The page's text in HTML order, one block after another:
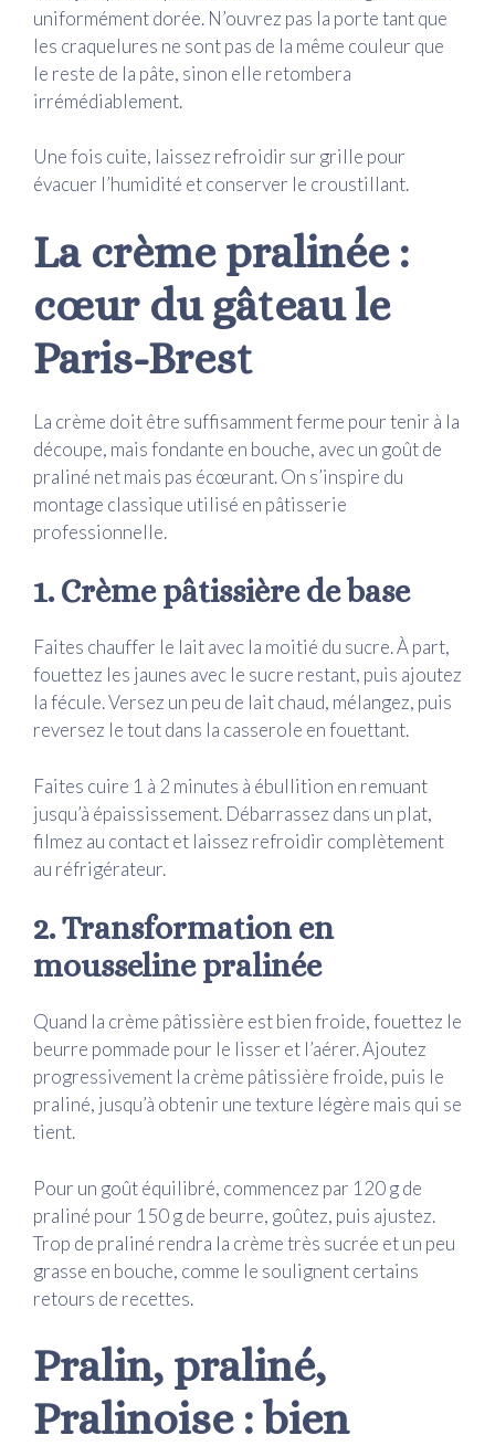
uniformément dorée. N’ouvrez pas la porte tant que
les craquelures ne sont pas de la même couleur que
le reste de la pâte, sinon elle retombera
irrémédiablement.
Une fois cuite, laissez refroidir sur grille pour
évacuer l’humidité et conserver le croustillant.
La crème pralinée :
cœur du gâteau le
Paris-Brest
La crème doit être suffisamment ferme pour tenir à la
découpe, mais fondante en bouche, avec un goût de
praliné net mais pas écœurant. On s’inspire du
montage classique utilisé en pâtisserie
professionnelle.
1. Crème pâtissière de base
Faites chauffer le lait avec la moitié du sucre. À part,
fouettez les jaunes avec le sucre restant, puis ajoutez
la fécule. Versez un peu de lait chaud, mélangez, puis
reversez le tout dans la casserole en fouettant.
Faites cuire 1 à 2 minutes à ébullition en remuant
jusqu’à épaississement. Débarrassez dans un plat,
filmez au contact et laissez refroidir complètement
au réfrigérateur.
2. Transformation en
mousseline pralinée
Quand la crème pâtissière est bien froide, fouettez le
beurre pommade pour le lisser et l’aérer. Ajoutez
progressivement la crème pâtissière froide, puis le
praliné, jusqu’à obtenir une texture légère mais qui se
tient.
Pour un goût équilibré, commencez par 120 g de
praliné pour 150 g de beurre, goûtez, puis ajustez.
Trop de praliné rendra la crème très sucrée et un peu
grasse en bouche, comme le soulignent certains
retours de recettes.
Pralin, praliné,
Pralinoise : bien